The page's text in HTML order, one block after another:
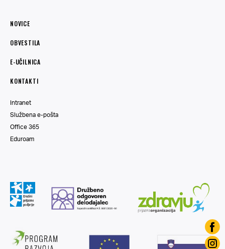
NOVICE
OBVESTILA
E-UČILNICA
KONTAKTI
Intranet
Službena e-pošta
Office 365
Eduroam